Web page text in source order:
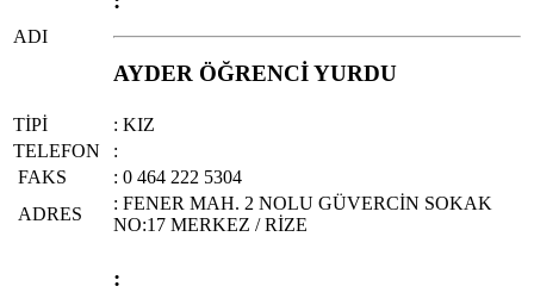
ADI
AYDER ÖĞRENCİ YURDU
TİPİ
: KIZ
TELEFON
:
FAKS
: 0 464 222 5304
ADRES
: FENER MAH. 2 NOLU GÜVERCİN SOKAK
NO:17 MERKEZ / RİZE
: